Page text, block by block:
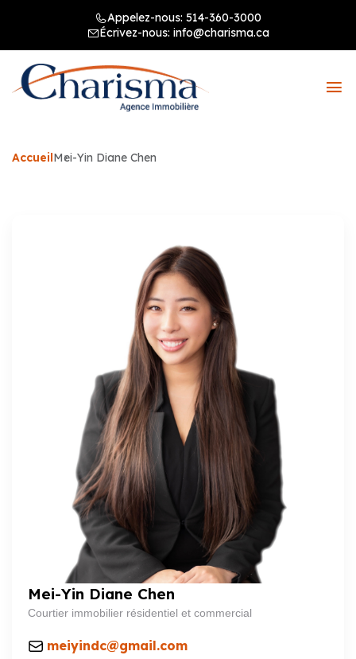
Appelez-nous: 514-360-3000
Écrivez-nous: info@charisma.ca
AccueilMei-Yin Diane Chen
Mei-Yin Diane Chen
Courtier immobilier résidentiel et commercial
meiyindc@gmail.com